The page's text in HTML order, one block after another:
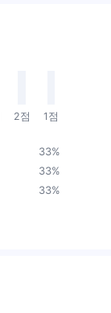
2점 1점
33%
33%
33%